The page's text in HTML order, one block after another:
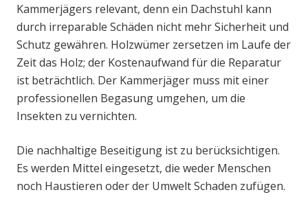
Kammerjägers relevant, denn ein Dachstuhl kann
durch irreparable Schäden nicht mehr Sicherheit und
Schutz gewähren. Holzwümer zersetzen im Laufe der
Zeit das Holz; der Kostenaufwand für die Reparatur
ist beträchtlich. Der Kammerjäger muss mit einer
professionellen Begasung umgehen, um die
Insekten zu vernichten.
Die nachhaltige Beseitigung ist zu berücksichtigen.
Es werden Mittel eingesetzt, die weder Menschen
noch Haustieren oder der Umwelt Schaden zufügen.